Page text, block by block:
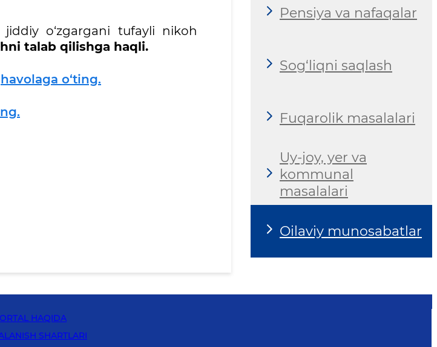
o‘zgargani tufayli nikoh
talab qilishga haqli.
havolaga o‘ting.
Pensiya va nafaqalar
Sog‘liqni saqlash
Fuqarolik masalalari
Uy-joy, yer va
kommunal
masalalari
Oilaviy munosabatlar
HAQIDA
SHARTLARI